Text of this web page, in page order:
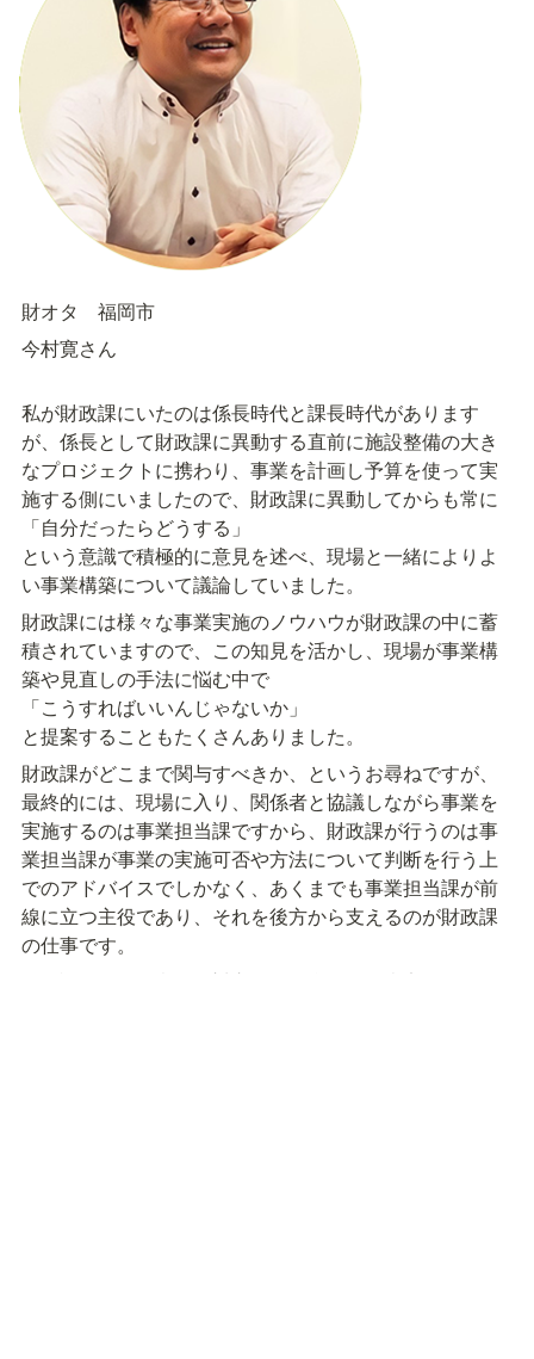
財オタ　福岡市
今村寛さん
私が財政課にいたのは係長時代と課長時代があります
が、係長として財政課に異動する直前に施設整備の大き
なプロジェクトに携わり、事業を計画し予算を使って実
施する側にいましたので、財政課に異動してからも常に
「自分だったらどうする」
という意識で積極的に意見を述べ、現場と一緒によりよ
い事業構築について議論していました。
財政課には様々な事業実施のノウハウが財政課の中に蓄
積されていますので、この知見を活かし、現場が事業構
築や見直しの手法に悩む中で
「こうすればいいんじゃないか」
と提案することもたくさんありました。
財政課がどこまで関与すべきか、というお尋ねですが、
最終的には、現場に入り、関係者と協議しながら事業を
実施するのは事業担当課ですから、財政課が行うのは事
業担当課が事業の実施可否や方法について判断を行う上
でのアドバイスでしかなく、あくまでも事業担当課が前
線に立つ主役であり、それを後方から支えるのが財政課
の仕事です。
財政課と現場の意見が対立した場合に予算査定というか